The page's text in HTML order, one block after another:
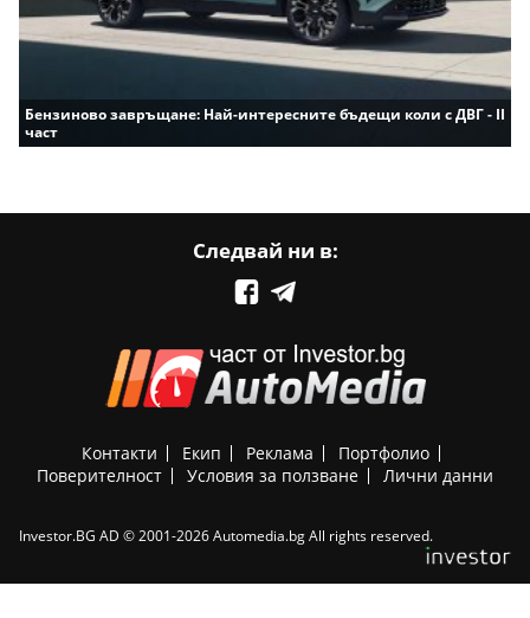
Бензиново завръщане: Най-интересните бъдещи коли с ДВГ - II
част
Следвай ни в:
Контакти Екип Реклама
Портфолио
Поверителност
Условия за ползване Лични данни
Investor.BG AD © 2001-2026 Automedia.bg All rights reserved.